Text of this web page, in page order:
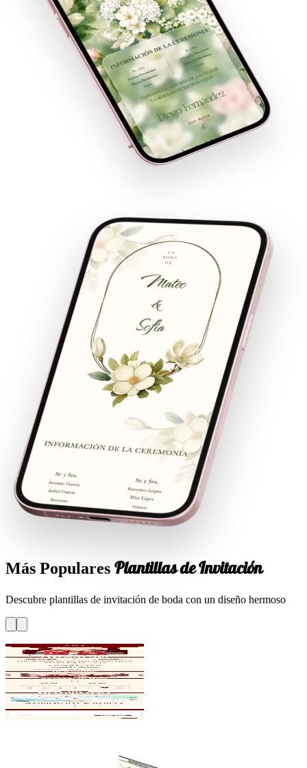
Más Populares Plantillas de Invitación
Descubre plantillas de invitación de boda con un diseño hermoso
Double Happiness - Red
Elegant shuangxi, arch photo
frame, happiness seal envelope
TraditionalRed